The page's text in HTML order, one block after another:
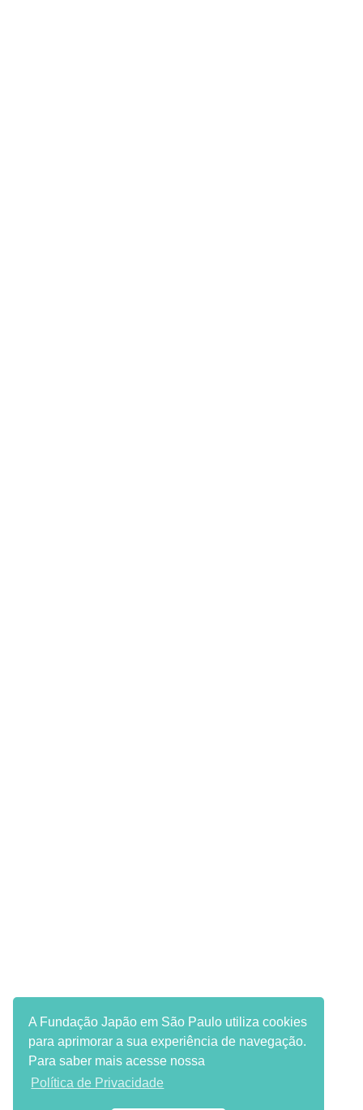
A Fundação Japão em São Paulo utiliza cookies
para aprimorar a sua experiência de navegação.
Para saber mais acesse nossa
Política de Privacidade